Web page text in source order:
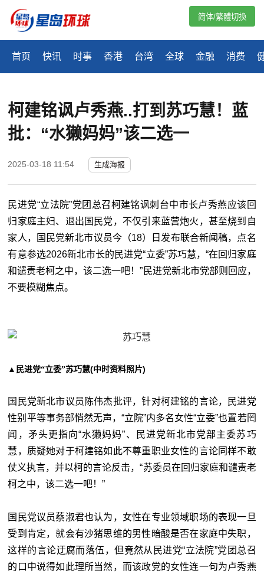
首页 快讯 时事 香港 台湾 全球 金融 消费
简体/繁體切換
柯建铭讽卢秀燕..打到苏巧慧！蓝
批：“水獭妈妈”该二选一
2025-03-18 11:54 生成海报
民进党“立法院”党团总召柯建铭讽刺台中市长卢秀燕应该回
归家庭主妇、退出国民党，不仅引来蓝营炮火，甚至烧到自
家人，国民党新北市议员今（18）日发布联合新闻稿，点名
有意参选2026新北市长的民进党“立委”苏巧慧，“在回归家庭
和谴责老柯之中，该二选一吧！”民进党新北市党部则回应，
不要模糊焦点。
▲民进党“立委”苏巧慧(中时资料照片)
国民党新北市议员陈伟杰批评，针对柯建铭的言论，民进党
性别平等事务部悄然无声，“立院”内多名女性“立委”也置若罔
闻，矛头更指向“水獭妈妈”、民进党新北市党部主委苏巧
慧，质疑她对于柯建铭如此不尊重职业女性的言论同样不敢
仗义执言，并以柯的言论反击，“苏委员在回归家庭和谴责老
柯之中，该二选一吧！”
国民党议员蔡淑君也认为，女性在专业领域职场的表现一旦
受到肯定，就会有沙猪思维的男性暗酸是否在家庭中失职，
这样的言论迂腐而落伍，但竟然从民进党“立法院”党团总召
的口中说得如此理所当然，而该政党的女性连一句为卢秀燕